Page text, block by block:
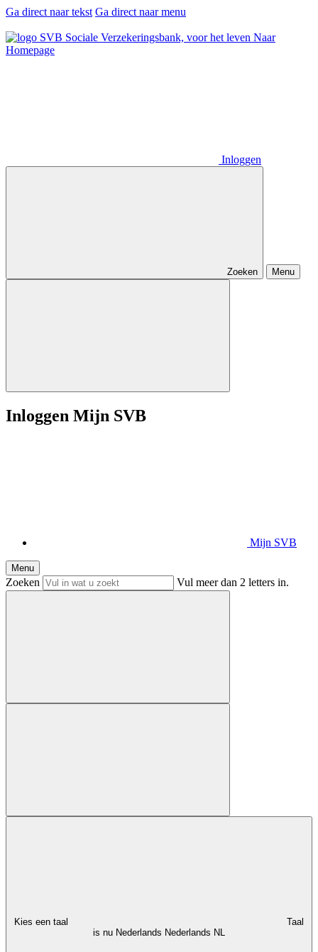
Ga direct naar tekst Ga direct naar menu
Naar
Homepage
Inloggen
Zoeken Menu
Inloggen Mijn SVB
Mijn SVB
Menu
Zoeken Vul meer dan 2 letters in.
Kies een taal
Taal
is nu Nederlands Nederlands NL